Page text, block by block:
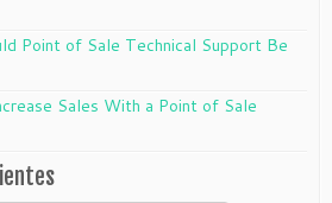
Point of Sale Technical Support Be
Sales With a Point of Sale